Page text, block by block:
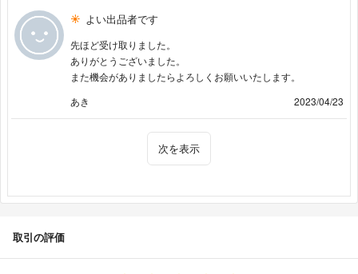
よい出品者です
先ほど受け取りました。
ありがとうございました。
また機会がありましたらよろしくお願いいたします。
あき
2023/04/23
次を表示
取引の評価